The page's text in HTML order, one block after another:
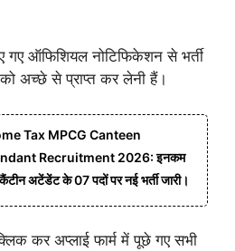
गए ऑफिशियल नोटिफिकेशन से भर्ती
अच्छे से प्राप्त कर लेनी हैं।
Tax MPCG Canteen
Recruitment 2026: इनकम
अटेंडेंट के 07 पदों पर नई भर्ती जारी।
कर अप्लाई फार्म में पूछे गए सभी